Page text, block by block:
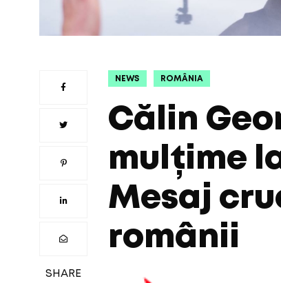
SHARE
NEWS ROMÂNIA
Călin
mulțime
Mesaj
românii